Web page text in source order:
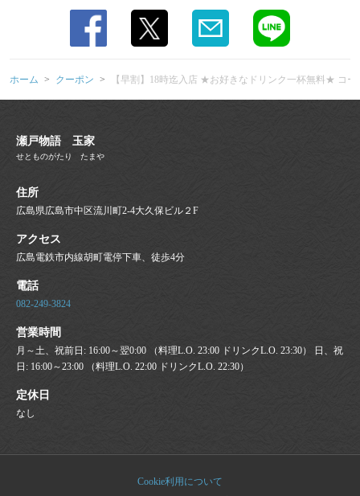
ホーム クーポン 【早割】18時迄入店 ★お好きなドリンク一杯無料★ コ
瀬戸物語 玉家
せとものがたり たまや
住所
広島県広島市中区流川町2-4大久保ビル２F
アクセス
広島電鉄市内線胡町電停下車、徒歩4分
電話
082-249-3824
営業時間
月～土、祝前日: 16:00～翌0:00 （料理L.O. 23:00 ドリンクL.O. 23:30） 日、祝
日: 16:00～23:00 （料理L.O. 22:00 ドリンクL.O. 22:30）
定休日
なし
Cookie利用について
お店情報をコピー